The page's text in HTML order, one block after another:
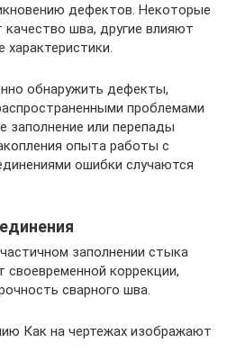
дефектов. Некоторые
шва, другие влияют
характеристики.
обнаружить дефекты,
проблемами
заполнение или перепады
опыта работы с
ошибки случаются
заполнении стыка
своевременной коррекции,
сварного шва.
Как на чертежах изображают